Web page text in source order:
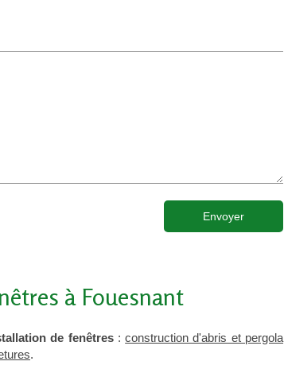
Envoyer
à Fouesnant
de fenêtres:construction d'abris et pergola
.